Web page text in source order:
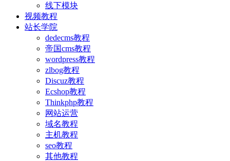
线下模块
视频教程
站长学院
dedecms教程
帝国cms教程
wordpress教程
zlbog教程
Discuz教程
Ecshop教程
Thinkphp教程
网站运营
域名教程
主机教程
seo教程
其他教程